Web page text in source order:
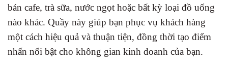
bán cafe, trà sữa, nước ngọt hoặc bất kỳ loại đồ uống
nào khác. Quầy này giúp bạn phục vụ khách hàng
một cách hiệu quả và thuận tiện, đồng thời tạo điểm
nhấn nổi bật cho không gian kinh doanh của bạn.